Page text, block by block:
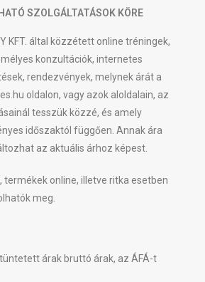
SZOLGÁLTATÁSOK KÖRE
KFT. által közzétett online tréningek,
konzultációk, internetes
rendezvények, melynek árát a
oldalon, vagy azok aloldalain, az
tesszük közzé, és amely
időszaktól függően. Annak ára
az aktuális árhoz képest.
termékek online, illetve ritka esetben
meg.
árak bruttó árak, az ÁFÁ-t